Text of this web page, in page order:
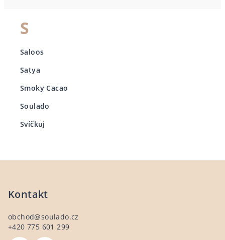
S
Saloos
Satya
Smoky Cacao
Soulado
Svíčkuj
Kontakt
obchod@soulado.cz
+420 775 601 299